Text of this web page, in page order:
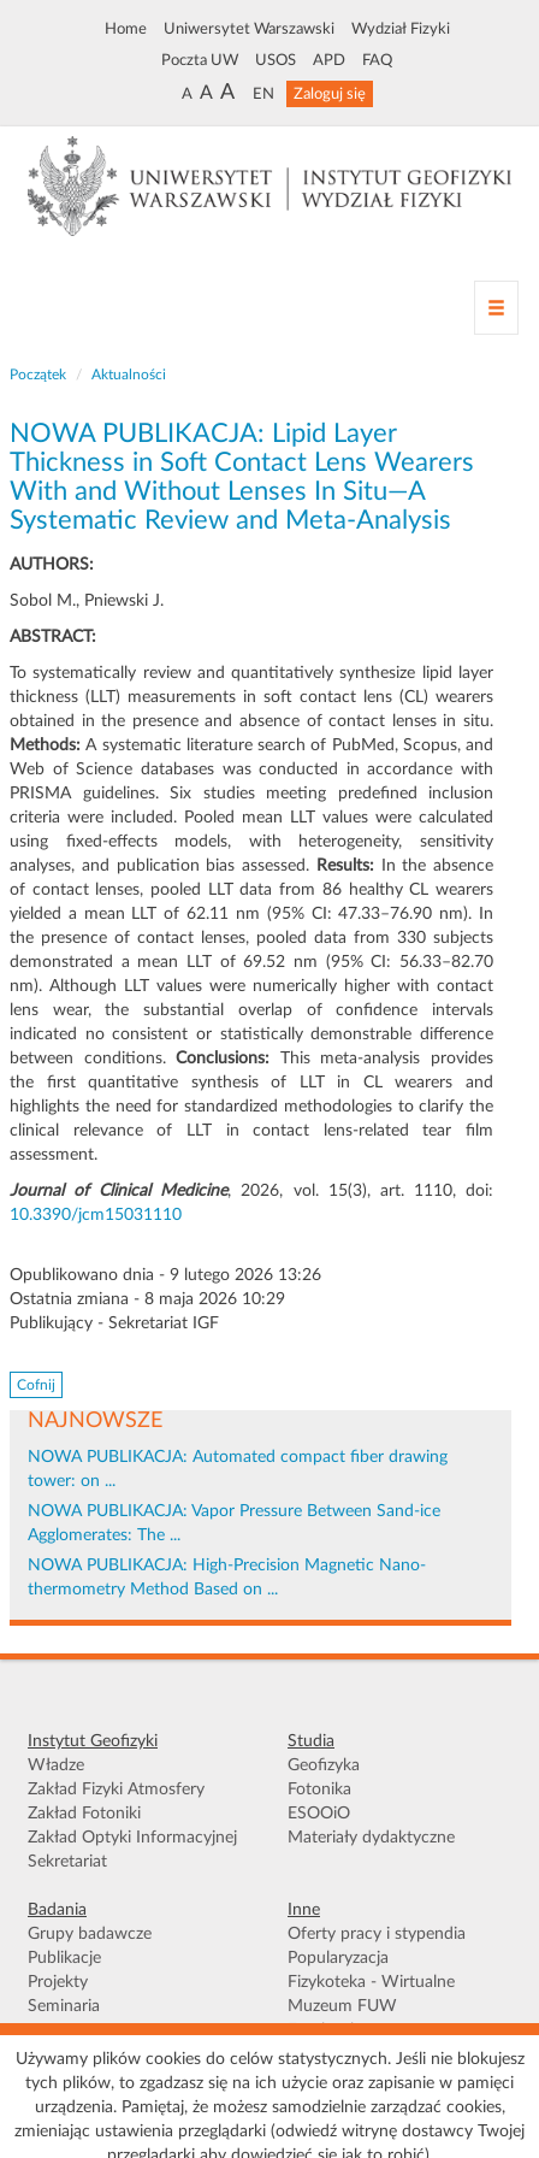
Home Uniwersytet Warszawski Wydział Fizyki
Poczta UW USOS APD FAQ
A A A EN Zaloguj się
Z
m
Początek Aktualności
NOWA PUBLIKACJA: Lipid Layer
Thickness in Soft Contact Lens Wearers
With and Without Lenses In Situ—A
Systematic Review and Meta-Analysis
AUTHORS:
Sobol M., Pniewski J.
ABSTRACT:
To systematically review and quantitatively synthesize lipid layer
thickness (LLT) measurements in soft contact lens (CL) wearers
obtained in the presence and absence of contact lenses in situ.
Methods: A systematic literature search of PubMed, Scopus, and
Web of Science databases was conducted in accordance with
PRISMA guidelines. Six studies meeting predefined inclusion
criteria were included. Pooled mean LLT values were calculated
using fixed-effects models, with heterogeneity, sensitivity
analyses, and publication bias assessed.
Results: In the absence
of contact lenses, pooled LLT data from 86 healthy CL wearers
yielded a mean LLT of 62.11 nm (95% CI: 47.33–76.90 nm). In
the presence of contact lenses, pooled data from 330 subjects
demonstrated a mean LLT of 69.52 nm (95% CI: 56.33–82.70
nm). Although LLT values were numerically higher with contact
lens wear, the substantial overlap of confidence intervals
indicated no consistent or statistically demonstrable difference
between conditions.Conclusions: This meta-analysis provides
the first quantitative synthesis of LLT in CL wearers and
highlights the need for standardized methodologies to clarify the
clinical relevance of LLT in contact lens-related tear film
assessment.
Journal of Clinical Medicine, 2026, vol. 15(3), art. 1110, doi:
10.3390/jcm15031110
Opublikowano dnia - 9 lutego 2026 13:26
Ostatnia zmiana - 8 maja 2026 10:29
Publikujący - Sekretariat IGF
Cofnij
NAJNOWSZE
NOWA PUBLIKACJA: Automated compact fiber drawing
tower: on ...
NOWA PUBLIKACJA: Vapor Pressure Between Sand-ice
Agglomerates: The ...
NOWA PUBLIKACJA: High-Precision Magnetic Nano-
thermometry Method Based on ...
Instytut Geofizyki
Władze
Zakład Fizyki Atmosfery
Zakład Fotoniki
Zakład Optyki Informacyjnej
Sekretariat
Studia
Geofizyka
Fotonika
ESOOiO
Materiały dydaktyczne
Badania
Grupy badawcze
Publikacje
Projekty
Seminaria
Inne
Oferty pracy i stypendia
Popularyzacja
Fizykoteka - Wirtualne
Muzeum FUW
Warunki korzystania|Polityka prywatności |Pliki Cookies | Deklaracja
dostępności| Mapa serwisu
© 2026 Uniwersytet Warszawski, Wydział Fizyki, Instytut Geofizyki, ul. Pasteura 5,
Używamy plików cookies do celów statystycznych. Jeśli nie blokujesz
tych plików, to zgadzasz się na ich użycie oraz zapisanie w pamięci
urządzenia. Pamiętaj, że możesz samodzielnie zarządzać cookies,
zmieniając ustawienia przeglądarki (odwiedź witrynę dostawcy Twojej